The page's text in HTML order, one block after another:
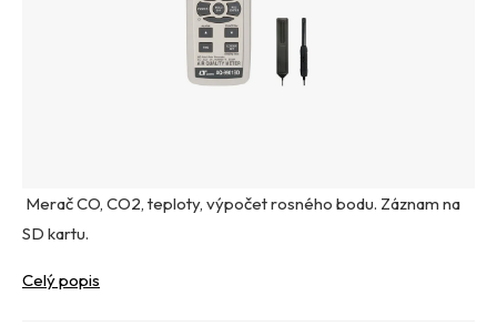
Merač CO, CO2, teploty, výpočet rosného bodu. Záznam na
SD kartu.
Celý popis